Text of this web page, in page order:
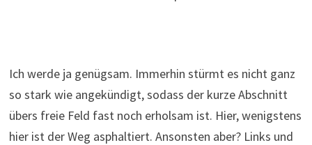
Ich werde ja genügsam. Immerhin stürmt es nicht ganz
so stark wie angekündigt, sodass der kurze Abschnitt
übers freie Feld fast noch erholsam ist. Hier, wenigstens
hier ist der Weg asphaltiert. Ansonsten aber? Links und